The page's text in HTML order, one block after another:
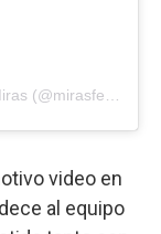
video en
al equipo